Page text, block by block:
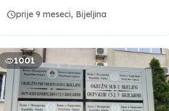
scheduleprije 9 meseci, Bijeljina
1001